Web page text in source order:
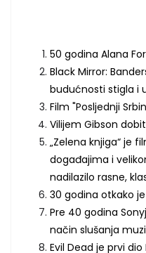
50 godina Alana
Black Mirror:
budućnosti stigla i
Film "Posljednji
Vilijem Gibson
„Zelena knjiga“ je
događajima i
nadilazilo rasne,
30 godina otkako
Pre 40 godina
način slušanja
Evil Dead je prvi